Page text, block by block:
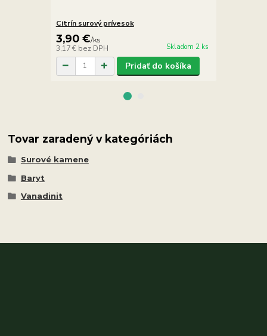
Citrín surový prívesok
3,90 €/ks
3,17 € bez DPH Skladom 2 ks
Pridať do košíka
Tovar zaradený v kategóriách
Surové kamene
Baryt
Vanadinit